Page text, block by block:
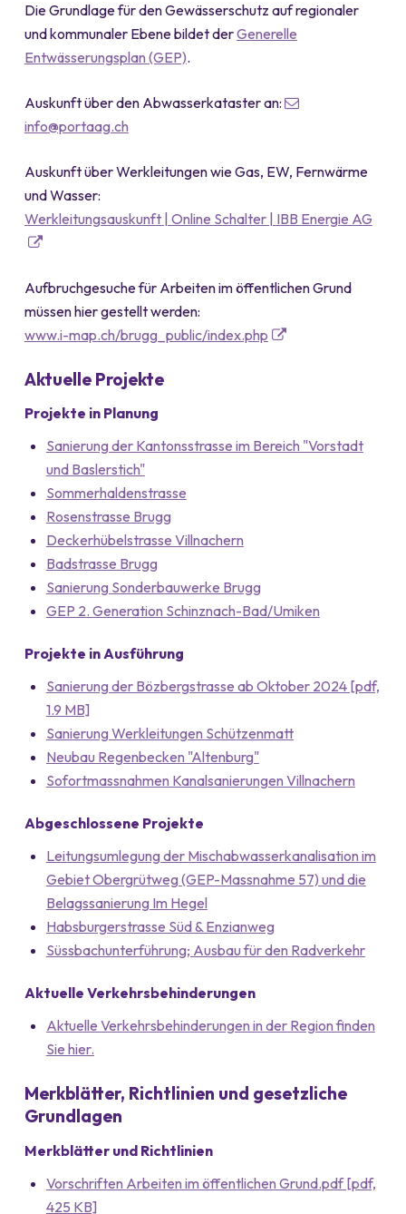
Die Grundlage für den Gewässerschutz auf regionaler
und kommunaler Ebene bildet derGenerelle
Entwässerungsplan (GEP).
Auskunft über den Abwasserkataster an:
info@portaag.ch
Auskunft über Werkleitungen wie Gas, EW, Fernwärme
und Wasser:
Werkleitungsauskunft | Online Schalter | IBB Energie AG
Aufbruchgesuche für Arbeiten im öffentlichen Grund
müssen hier gestellt werden:
www.i-map.ch/brugg_public/index.php
Aktuelle Projekte
Projekte in Planung
Sanierung der Kantonsstrasse im Bereich "Vorstadt
und Baslerstich"
Sommerhaldenstrasse
Rosenstrasse Brugg
Deckerhübelstrasse Villnachern
Badstrasse Brugg
Sanierung Sonderbauwerke Brugg
GEP 2. Generation Schinznach-Bad/Umiken
Projekte in Ausführung
Sanierung der Bözbergstrasse ab Oktober 2024 [pdf,
1.9 MB]
Sanierung Werkleitungen Schützenmatt
Neubau Regenbecken "Altenburg"
Sofortmassnahmen Kanalsanierungen Villnachern
Abgeschlossene Projekte
Leitungsumlegung der Mischabwasserkanalisation im
Gebiet Obergrütweg (GEP-Massnahme 57) und die
Belagssanierung Im Hegel
Habsburgerstrasse Süd & Enzianweg
Süssbachunterführung; Ausbau für den Radverkehr
Aktuelle Verkehrsbehinderungen
Aktuelle Verkehrsbehinderungen in der Region finden
Sie hier.
Merkblätter, Richtlinien und gesetzliche
Grundlagen
Merkblätter und Richtlinien
Vorschriften Arbeiten im öffentlichen Grund.pdf [pdf,
425 KB]